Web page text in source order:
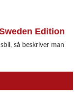
Edition
så beskriver man